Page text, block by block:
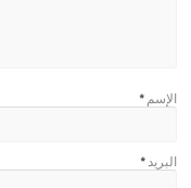
الإسم *
البريد*